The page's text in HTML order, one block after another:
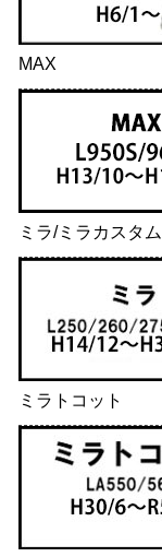
MAX
ミラ/ミラカスタム
ミラトコット